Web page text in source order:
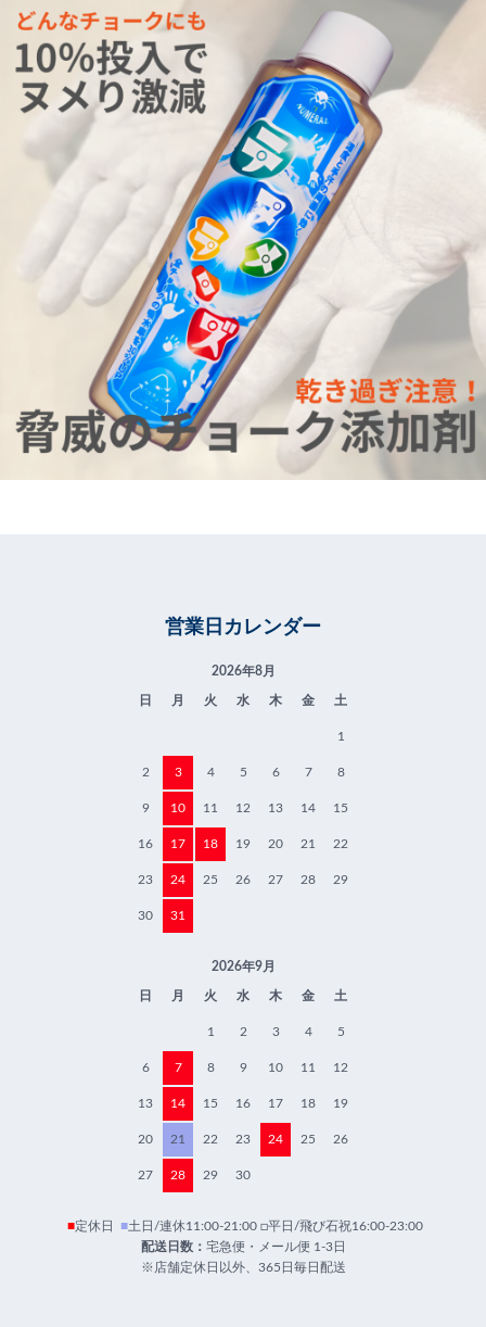
営業日カレンダー
2026年8月
日 月 火 水 木 金 土
1
2 3 4 5 6 7 8
9 10 11 12 13 14 15
16 17 18 19 20 21 22
23 24 25 26 27 28 29
30 31
2026年9月
日 月 火 水 木 金 土
1 2 3 4 5
6 7 8 9 10 11 12
13 14 15 16 17 18 19
20 21 22 23 24 25 26
27 28 29 30
■定休日 ■土日/連休11:00-21:00 □平日/飛び石祝16:00-23:00
配送日数： 宅急便・メール便 1-3日
※店舗定休日以外、365日毎日配送